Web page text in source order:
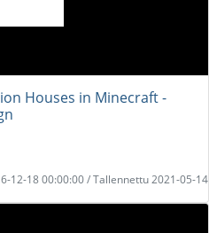
Houses in Minecraft -
12-18 00:00:00 / Tallennettu 2021-05-14